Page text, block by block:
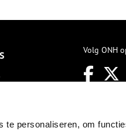
te personaliseren, om
Volg ONH